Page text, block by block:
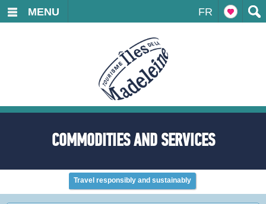
FR
MENU
COMMODITIES AND SERVICES
Travel responsibly and sustainably